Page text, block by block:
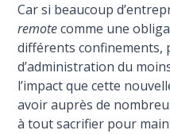
Car si beaucoup
remotecomme une
différents confinements,
d’administration du
l’impact que cette
avoir auprès de
à tout sacrifier pour